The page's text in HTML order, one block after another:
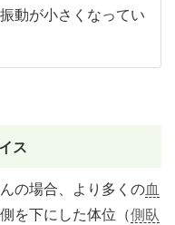
動が小さくなってい
ス
の場合、より多くの血
を下にした体位（側臥